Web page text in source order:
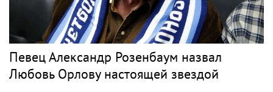
Певец Александр Розенбаум назвал
Любовь Орлову настоящей звездой